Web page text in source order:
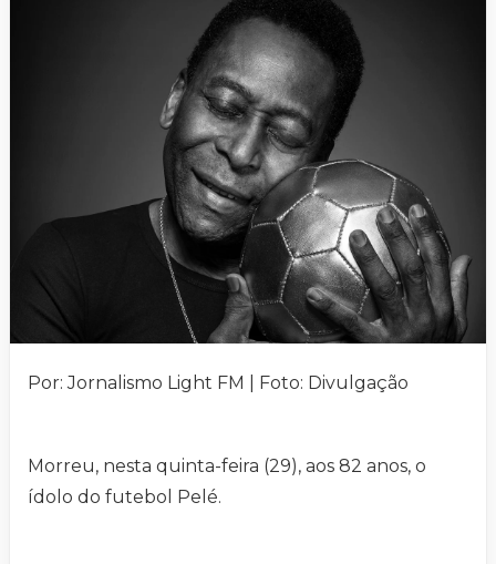
Por: Jornalismo Light FM | Foto: Divulgação
Morreu, nesta quinta-feira (29), aos 82 anos, o
ídolo do futebol Pelé.